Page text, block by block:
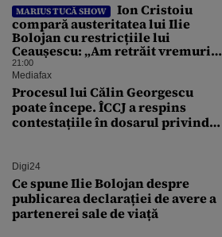
MARIUS TUCĂ SHOW
Ion Cristoiu
compară austeritatea lui Ilie
Bolojan cu restricțiile lui
Ceaușescu: „Am retrăit vremurile
tinereții”
21:00
Mediafax
Procesul lui Călin Georgescu
poate începe. ÎCCJ a respins
contestațiile în dosarul privind
Digi24
Ce spune Ilie Bolojan despre
publicarea declarației de avere a
partenerei sale de viață